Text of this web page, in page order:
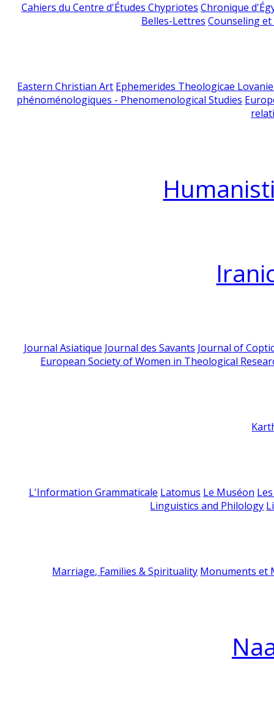
Cahiers du Centre d'Études Chypriotes Chronique
Belles-Lettres Counseling
Eastern Christian Art Ephemerides Theologicae
phénoménologiques - Phenomenological Studies
Journal Asiatique Journal des Savants Journal of
European Society of Women in Theological
L'Information Grammaticale Latomus Le Muséon
Linguistics and Philology
Marriage, Families & Spirituality Monuments et